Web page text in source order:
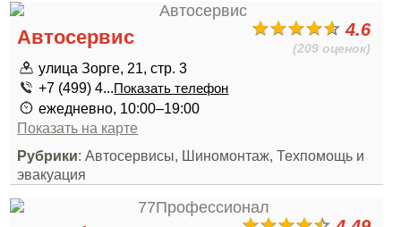
4.6
(209 оценок)
Автосервис
улица Зорге, 21, стр. 3
+7 (499) 4...Показать телефон
ежедневно, 10:00–19:00
Показать на карте
Рубрики: Автосервисы, Шиномонтаж, Техпомощь и
эвакуация